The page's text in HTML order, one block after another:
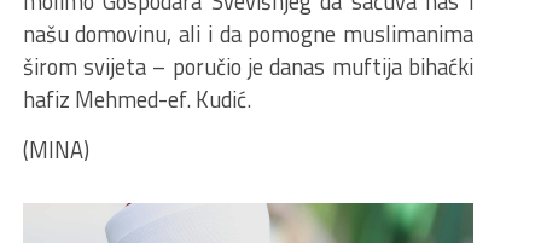
našu domovinu, ali i da pomogne muslimanima
širom svijeta – poručio je danas muftija bihaćki
hafiz Mehmed-ef. Kudić.
(MINA)